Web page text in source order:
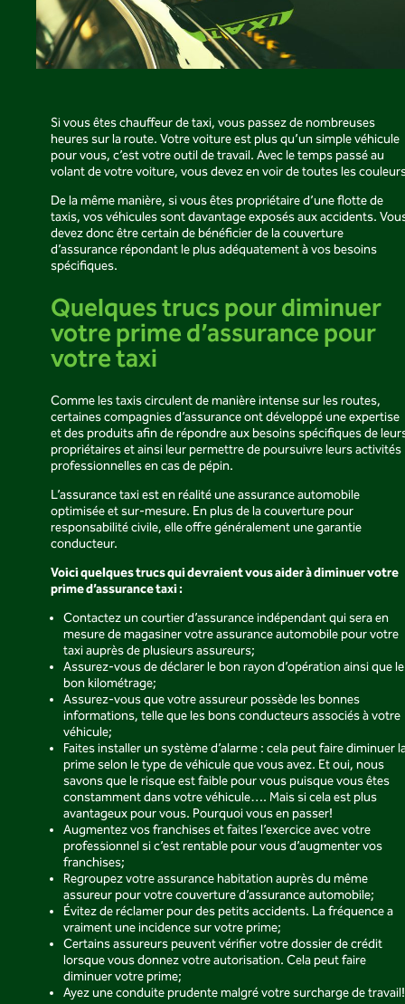
Si vous êtes chauffeur de taxi, vous passez de nombreuses
heures sur la route. Votre voiture est plus qu’un simple véhicule
pour vous, c’est votre outil de travail. Avec le temps passé au
volant de votre voiture, vous devez en voir de toutes les
De la même manière, si vous êtes propriétaire d’une flotte de
taxis, vos véhicules sont davantage exposés aux accidents.
devez donc être certain de bénéficier de la couverture
d’assurance répondant le plus adéquatement à vos besoins
spécifiques.
Quelques trucs pour diminuer
votre prime d’assurance pour
votre taxi
Comme les taxis circulent de manière intense sur les routes,
certaines compagnies d’assurance ont développé une expertise
et des produits afin de répondre aux besoins spécifiques de
propriétaires et ainsi leur permettre de poursuivre leurs activités
professionnelles en cas de pépin.
L’assurance taxi est en réalité une assurance automobile
optimisée et sur-mesure. En plus de la couverture pour
responsabilité civile, elle offre généralement une garantie
conducteur.
Voici quelques trucs qui devraient vous aider à diminuer votre
prime d’assurance taxi :
Contactez un courtier d’assurance indépendant qui sera en
mesure de magasiner votre assurance automobile pour votre
taxi auprès de plusieurs assureurs;
Assurez-vous de déclarer le bon rayon d’opération ainsi que le
bon kilométrage;
Assurez-vous que votre assureur possède les bonnes
informations, telle que les bons conducteurs associés à votre
véhicule;
Faites installer un système d’alarme : cela peut faire diminuer
prime selon le type de véhicule que vous avez. Et oui, nous
savons que le risque est faible pour vous puisque vous êtes
constamment dans votre véhicule…. Mais si cela est plus
avantageux pour vous. Pourquoi vous en passer!
Augmentez vos franchises et faites l’exercice avec votre
professionnel si c’est rentable pour vous d’augmenter vos
franchises;
Regroupez votre assurance habitation auprès du même
assureur pour votre couverture d’assurance automobile;
Évitez de réclamer pour des petits accidents. La fréquence a
vraiment une incidence sur votre prime;
Certains assureurs peuvent vérifier votre dossier de crédit
lorsque vous donnez votre autorisation. Cela peut faire
diminuer votre prime;
Ayez une conduite prudente malgré votre surcharge de travail!